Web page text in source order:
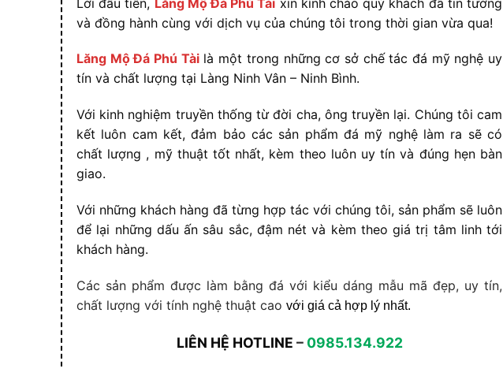
và đồng hành cùng với dịch vụ của chúng tôi trong thời gian vừa qua!
Lăng Mộ Đá Phú Tàilà một trong những cơ sở chế tác đá mỹ nghệ uy
tín và chất lượng tại Làng Ninh Vân – Ninh Bình.
Với kinh nghiệm truyền thống từ đời cha,ông truyền lại. Chúng tôi cam
kết luôn cam kết, đảm bảo các sản phẩm đá mỹ nghệ làm ra sẽ có
chất lượng , mỹ thuật tốt nhất, kèm theo luôn uy tín và đúng hẹn bàn
giao.
Với những khách hàng đã từng hợp tác với chúng tôi, sản phẩm sẽ luôn
để lại những dấu ấn sâu sắc,đậm nét và kèm theo giá trị tâm linh tới
khách hàng.
Các sản phẩm được làm bằng đá với kiểu dáng mẫu mã đẹp, uy tín,
chất lượng với tính nghệ thuật cao với giá cả hợp lý nhất.
LIÊN HỆ HOTLINE – 0985.134.922